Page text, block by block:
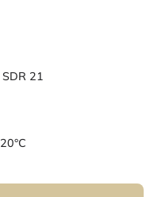
SDR 21
20°C